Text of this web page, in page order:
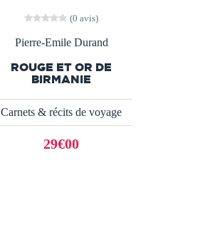
(0 avis)
Pierre-Emile Durand
ROUGE ET OR DE
BIRMANIE
Carnets & récits de voyage
29€00